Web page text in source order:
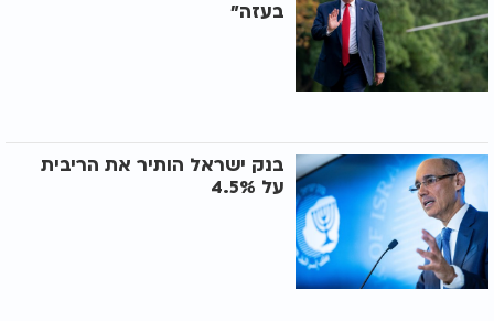
בעזה"
בנק ישראל הותיר את הריבית
על 4.5%